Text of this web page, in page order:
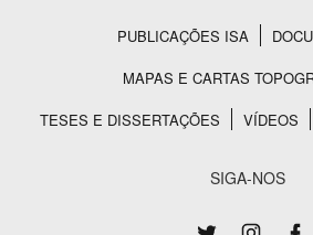
Rodapé
PUBLICAÇÕES ISA
MAPAS E CARTAS
TESES E DISSERTAÇÕES
VÍDEOS
SIGA-NOS